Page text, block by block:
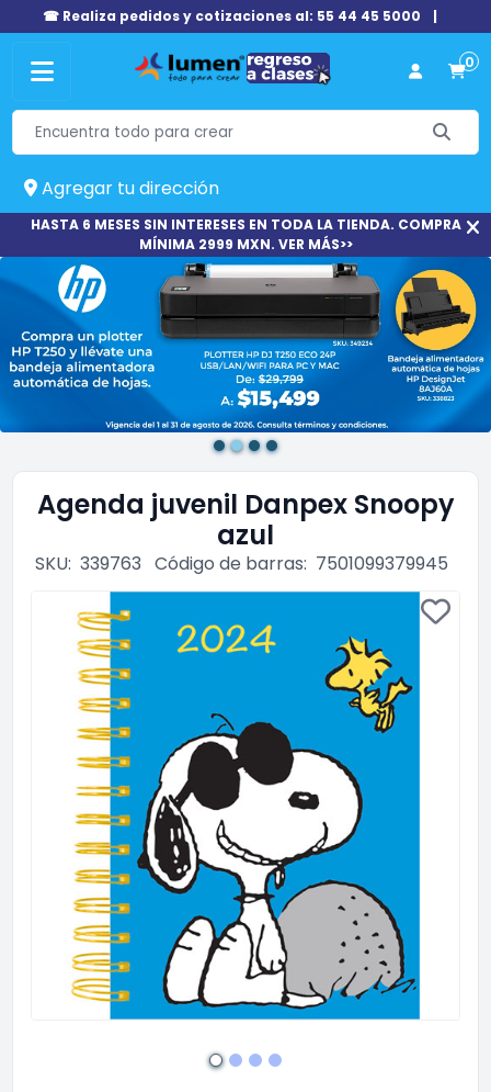
☎ Realiza pedidos y cotizaciones al: 55 44 45 5000 |
0
Agregar tu dirección
HASTA 6 MESES SIN INTERESES EN TODA LA TIENDA. COMPRA
MÍNIMA 2999 MXN. VER MÁS>>
Agenda juvenil Danpex Snoopy
azul
SKU: 339763 Código de barras: 7501099379945